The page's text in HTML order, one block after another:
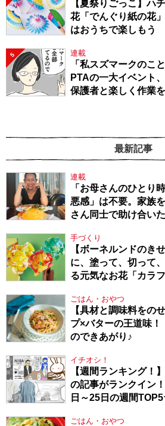
【夏祭りごっこ】ハ
花「でんぐり紙の花
はおうちで楽しもう
5 連載
「私スズマークのこ
PTAの一大イベント
保護者と楽しく作業
最新記事
連載
「お母さんのひとり
悪感」は不要。家族
さん同士で助け合い
手づくり
【ボーネルンドのき
に、塗って、切って
る元気なお花「カラ
ごはん・おやつ
【具材と調味料をの
プ×バターの王道味！
のできあがり♪
イチオシ！
【週間ランキング！
の記事がランクイン
日～25日の週間
ごはん・おやつ